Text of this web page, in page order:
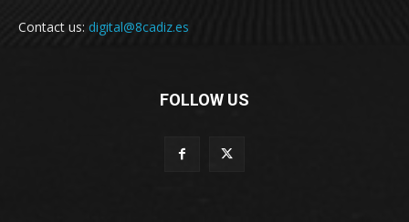
Contact us: digital@8cadiz.es
FOLLOW US